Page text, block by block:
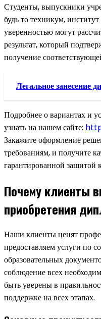
Студенты, выпускники
будь то техникум,
уверенностью могут
результат, который
получение
Легальное занесение
Подробнее о вариантах и
узнать на нашем сайте:
Закажите оформление
требованиям, и получите
гарантированной защитой
Почему клиенты
приобретения
Наши клиенты ценят
предоставляем услуги по
образовательных
соблюдение всех
быть уверены в
поддержке на всех этапах.